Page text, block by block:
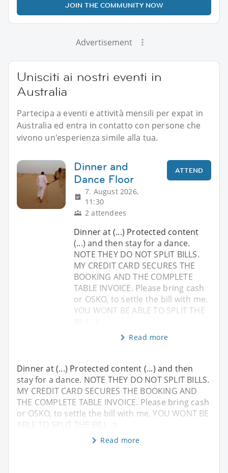
JOIN THE COMMUNITY NOW
Advertisement
Unisciti ai nostri eventi in
Australia
Partecipa a eventi e attività mensili per expat in
Australia ed entra in contatto con persone che
vivono un'esperienza simile alla tua.
Dinner and
Dance Floor
7. August 2026,
11:30
2 attendees
ATTEND
Dinner at (...) Protected content
(...) and then stay for a dance.
NOTE THEY DO NOT SPLIT BILLS.
MY CREDIT CARD SECURES THE
BOOKING AND THE COMPLETE
TABLE INVOICE. Please bring cash
or OSKO, to settle the bill with me.
YOU WONT BE ABLE TO SPLIT THE
Read more
Dinner at (...) Protected content (...) and then
stay for a dance. NOTE THEY DO NOT SPLIT BILLS.
MY CREDIT CARD SECURES THE BOOKING AND
THE COMPLETE TABLE INVOICE. Please bring cash
or OSKO, to settle the bill with me. YOU WONT BE
ABLE TO SPLIT THE BILL. :)
Read more